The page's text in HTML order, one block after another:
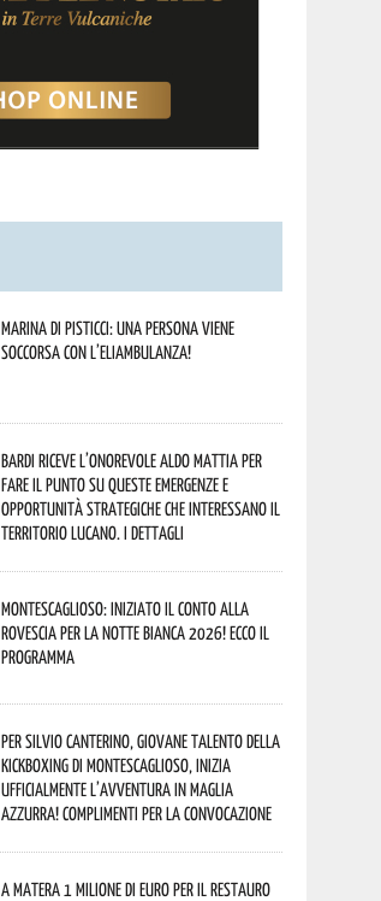
Marina di Pisticci: una persona viene
soccorsa con l’eliambulanza!
Bardi riceve l’onorevole Aldo Mattia per
fare il punto su queste emergenze e
opportunità strategiche che interessano il
territorio lucano. I dettagli
Montescaglioso: iniziato il conto alla
rovescia per la Notte Bianca 2026! Ecco il
programma
Per Silvio Canterino, giovane talento della
kickboxing di Montescaglioso, inizia
ufficialmente l’avventura in maglia
azzurra! Complimenti per la convocazione
A Matera 1 milione di euro per il restauro